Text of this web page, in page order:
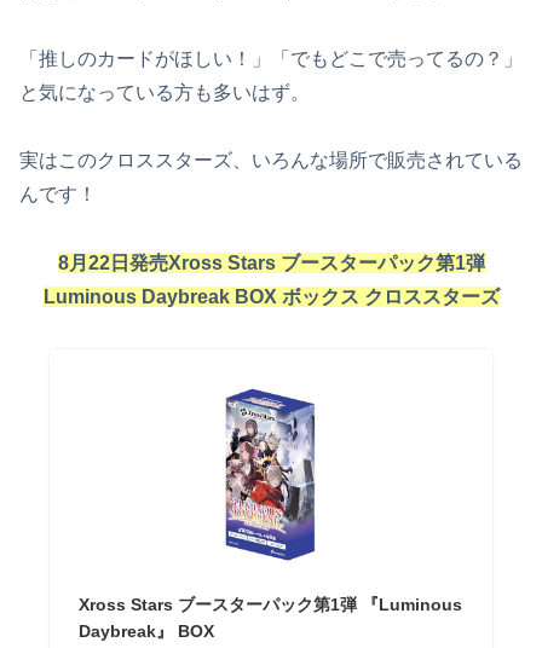
「推しのカードがほしい！」「でもどこで売ってるの？」
と気になっている方も多いはず。
実はこのクロススターズ、いろんな場所で販売されている
んです！
8月22日発売Xross Stars ブースターパック第1弾
Luminous Daybreak BOX ボックス クロススターズ
Xross Stars ブースターパック第1弾 『Luminous
Daybreak』 BOX